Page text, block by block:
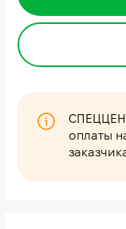
оплаты